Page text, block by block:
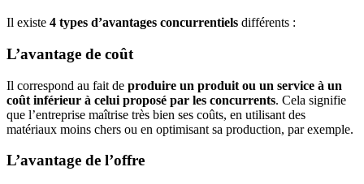
Il existe 4 types d’avantages concurrentiels différents :
L’avantage de coût
Il correspond au fait de produire un produit ou un service à un
coût inférieur à celui proposé par les concurrents. Cela signifie
que l’entreprise maîtrise très bien ses coûts, en utilisant des
matériaux moins chers ou en optimisant sa production, par exemple.
L’avantage de l’offre